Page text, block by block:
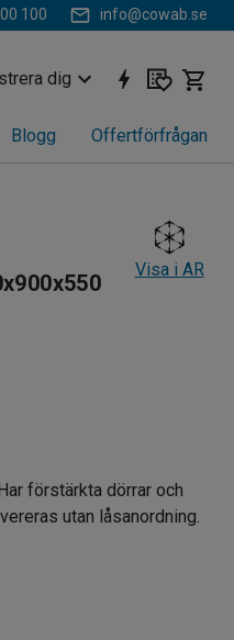
100 info@cowab.se
dig
Blogg Offertförfrågan
Visa i AR
förstärkta dörrar och
utan låsanordning.